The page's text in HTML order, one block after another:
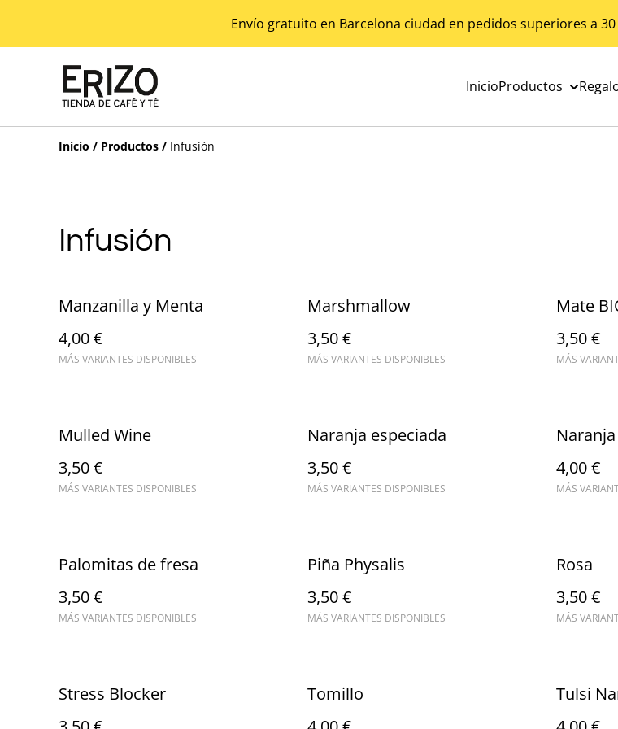
Envío gratuito en Barcelona ciudad en pedidos superiores a
InicioProductos
Inicio / Productos / Infusión
Infusión
Manzanilla y Menta
4,00 €
MÁS VARIANTES DISPONIBLES
Marshmallow
3,50 €
MÁS VARIANTES DISPONIBLES
Mate
3,50 €
MÁS
Mulled Wine
3,50 €
MÁS VARIANTES DISPONIBLES
Naranja especiada
3,50 €
MÁS VARIANTES DISPONIBLES
4,00 €
MÁS
Palomitas de fresa
3,50 €
MÁS VARIANTES DISPONIBLES
Piña Physalis
3,50 €
MÁS VARIANTES DISPONIBLES
Rosa
3,50 €
MÁS
Stress Blocker
Tomillo
Tulsi